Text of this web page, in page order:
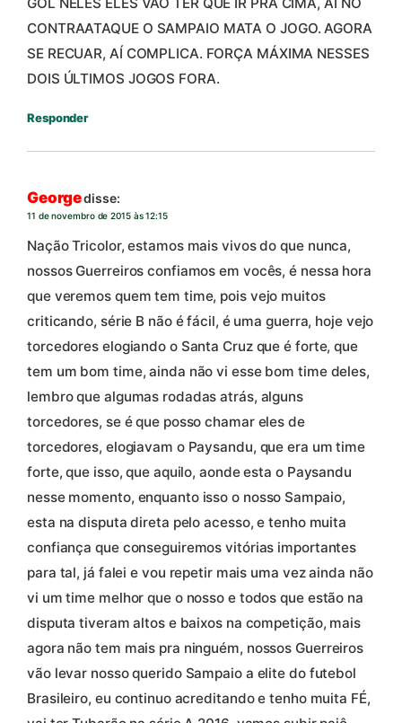
CONTRAATAQUE O SAMPAIO MATA O JOGO. AGORA
SE RECUAR, AÍ COMPLICA. FORÇA MÁXIMA NESSES
DOIS ÚLTIMOS JOGOS FORA.
Responder
Georgedisse:
11 de novembro de 2015 às 12:15
Nação Tricolor, estamos mais vivos do que nunca,
nossos Guerreiros confiamos em vocês, é nessa hora
que veremos quem tem time, pois vejo muitos
criticando, série B não é fácil, é uma guerra, hoje vejo
torcedores elogiando o Santa Cruz que é forte, que
tem um bom time, ainda não vi esse bom time deles,
lembro que algumas rodadas atrás, alguns
torcedores, se é que posso chamar eles de
torcedores, elogiavam o Paysandu, que era um time
forte, que isso, que aquilo, aonde esta o Paysandu
nesse momento, enquanto isso o nosso Sampaio,
esta na disputa direta pelo acesso, e tenho muita
confiança que conseguiremos vitórias importantes
para tal, já falei e vou repetir mais uma vez ainda não
vi um time melhor que o nosso e todos que estão na
disputa tiveram altos e baixos na competição, mais
agora não tem mais pra ninguém, nossos Guerreiros
vão levar nosso querido Sampaio a elite do futebol
Brasileiro, eu continuo acreditando e tenho muita FÉ,